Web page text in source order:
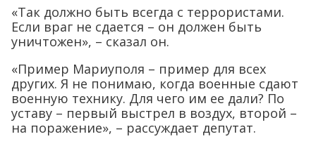
«Так должно быть всегда с террористами.
Если враг не сдается – он должен быть
уничтожен», – сказал он.
«Пример Мариуполя – пример для всех
других. Я не понимаю, когда военные сдают
военную технику. Для чего им ее дали? По
уставу – первый выстрел в воздух, второй –
на поражение», – рассуждает депутат.